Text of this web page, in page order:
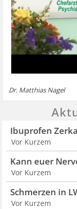
Dr. Matthias Nagel
Ibuprofen
Vor Kurzem
Kann euer
Vor Kurzem
Schmerzen in
Vor Kurzem